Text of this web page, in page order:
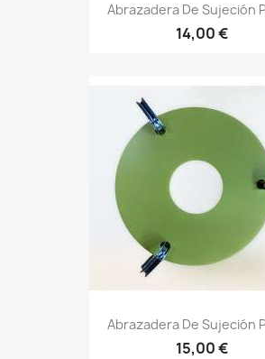
Abrazadera De Sujeción
14,00 €
Abrazadera De Sujeción
15,00 €